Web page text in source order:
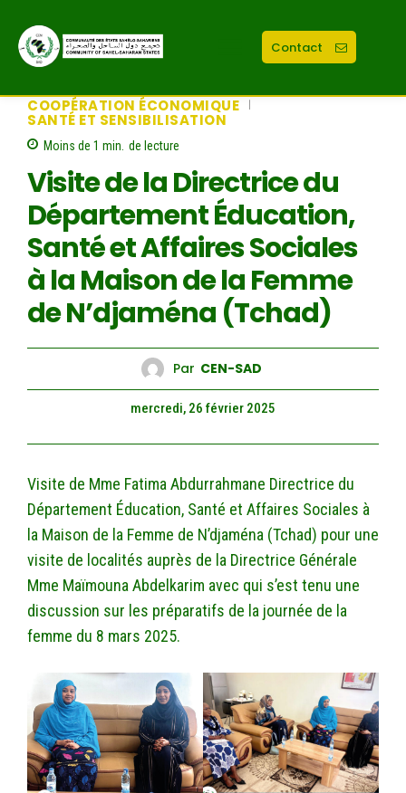
Contact
COOPÉRATION ÉCONOMIQUE
SANTÉ ET SENSIBILISATION
Moins de 1 min. de lecture
Visite de la Directrice du
Département Éducation,
Santé et Affaires Sociales
à la Maison de la Femme
de N’djaména (Tchad)
Par CEN-SAD
mercredi, 26 février 2025
Visite de Mme Fatima Abdurrahmane Directrice du
Département Éducation, Santé et Affaires Sociales à
la Maison de la Femme de N’djaména (Tchad) pour une
visite de localités auprès de la Directrice Générale
Mme Maïmouna Abdelkarim avec qui s’est tenu une
discussion sur les préparatifs de la journée de la
femme du 8 mars 2025.